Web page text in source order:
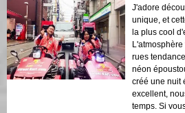
J'adore
unique, et
la plus cool
rues
néon
créé une nuit
excellent,
temps. Si